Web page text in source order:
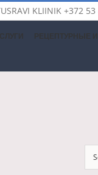
KLIINIK+372
РЕЦЕПТУРНЫЕ